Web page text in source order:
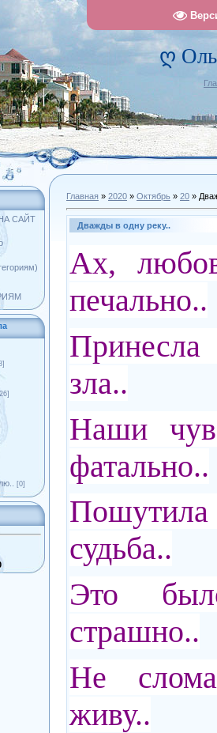
ღ
САЙТ
[0]
Главная » 2020 » Октябрь » 20 »
Дважды в одну реку..
Ах,
печально..
Принесла
зла..
Наши
фатально..
судьба..
Это
страшно..
Не
живу..